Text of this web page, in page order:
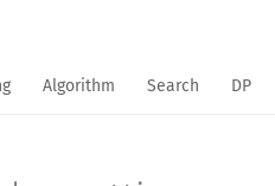
Algorithm Search DP